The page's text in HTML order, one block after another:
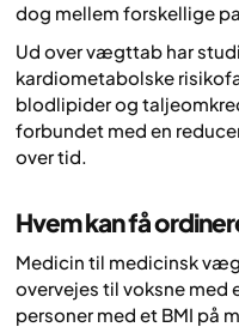
dog mellem forskellige
Ud over vægttab har
kardiometabolske
blodlipider og
forbundet med en
over tid.
Hvem kan få
Medicin til medicinsk
overvejes til voksne med
personer med et BMI på